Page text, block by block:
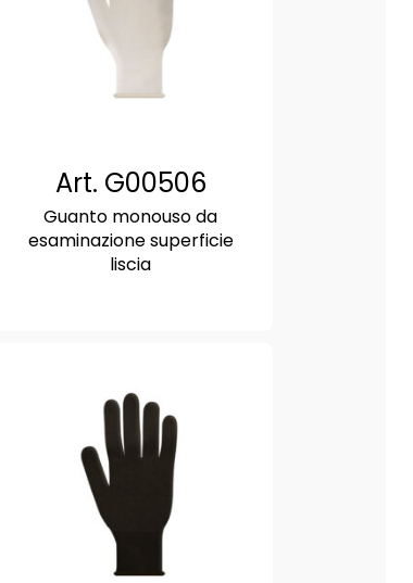
Art. G00506
Guanto monouso da
esaminazione superficie
liscia